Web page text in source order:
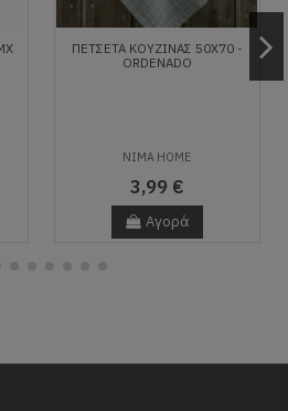
ΠΕΤΣΈΤΑ ΚΟΥΖΊΝΑΣ 50X70 -
ORDENADO
NIMA HOME
3,99 €
Αγορά